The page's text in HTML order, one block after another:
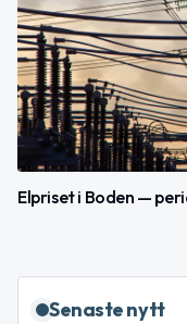
Elpriset i Boden —
Senaste nytt